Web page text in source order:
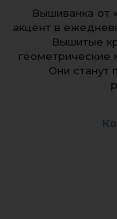
Вышиванка от
акцент в
Вышитые
геометрические
Они станут